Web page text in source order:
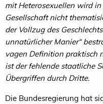
mit Heterosexuellen wird
Gesellschaft nicht
der Vollzug des
unnatürlicher Manier“
vagen Definition praktisch
ist der fehlende staatliche
Übergriffen durch Dritte.
Die Bundesregierung hat